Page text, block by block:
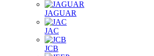
JAGUAR
JAС
JCB